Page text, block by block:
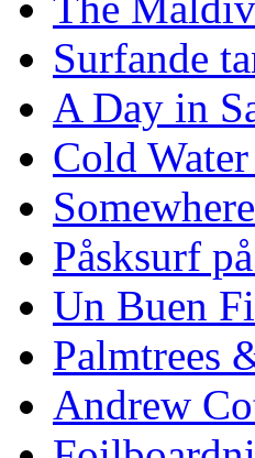
Surfande
A Day in
Cold
Påsksurf
Un Buen
Palmtrees
Andrew